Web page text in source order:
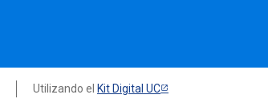
Utilizando el Kit Digital UC